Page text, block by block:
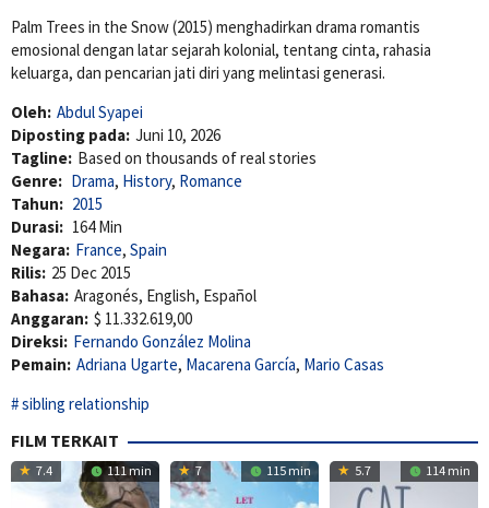
Palm Trees in the Snow (2015) menghadirkan drama romantis
emosional dengan latar sejarah kolonial, tentang cinta, rahasia
keluarga, dan pencarian jati diri yang melintasi generasi.
Oleh: Abdul Syapei
Diposting pada: Juni 10, 2026
Tagline: Based on thousands of real stories
Genre: Drama, History, Romance
Tahun: 2015
Durasi: 164 Min
Negara: France, Spain
Rilis: 25 Dec 2015
Bahasa: Aragonés, English, Español
Anggaran: $ 11.332.619,00
Direksi: Fernando González Molina
Pemain: Adriana Ugarte, Macarena García, Mario Casas
sibling relationship
FILM TERKAIT
7.4 111 min 7 115 min 5.7 114 min